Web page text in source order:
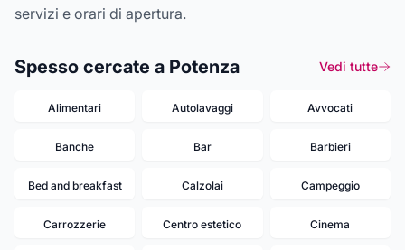
servizi e orari di apertura.
Spesso cercate a Potenza Vedi tutte
Alimentari Autolavaggi Avvocati
Banche Bar Barbieri
Bed and breakfast Calzolai Campeggio
Carrozzerie Centro estetico Cinema